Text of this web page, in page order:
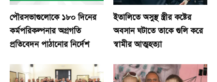
পৌরসভাগুলোকে ১৮০ দিনের
কর্মপরিকল্পনার অগ্রগতি
প্রতিবেদন পাঠানোর নির্দেশ
ইতালিতে অসুস্থ স্ত্রীর কষ্টের
অবসান ঘটাতে তাকে গুলি করে
স্বামীর আত্মহত্যা